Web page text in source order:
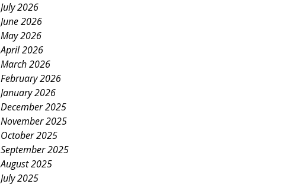
July 2026
June 2026
May 2026
April 2026
March 2026
February 2026
January 2026
December 2025
November 2025
October 2025
September 2025
August 2025
July 2025